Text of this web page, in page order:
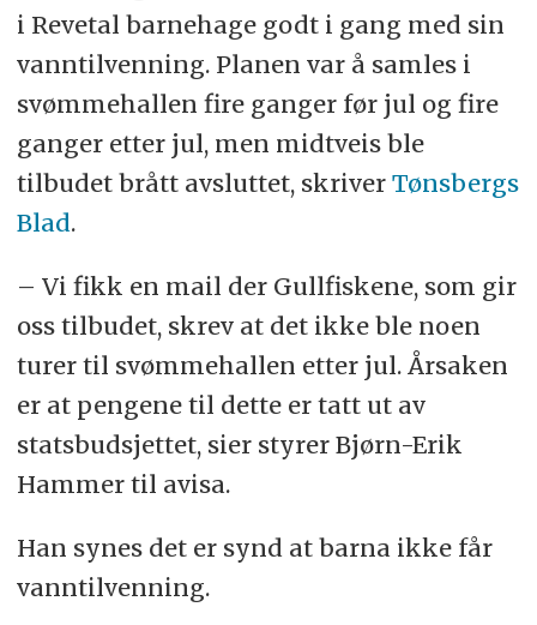
svømmeferdigheter.
Utdanningsdirektoratet beskriver
ordningen som nå er avviklet slik:
Svømmeopplæringen skal skje i
barnehagens åpningstid og skal i
hovedsak foregå i basseng.
Tilskuddet skal bidra til å gi barn i
alderen 4–6 år i barnehage
tilstrekkelig svømmeopplæring, og
det er viktig at gutter og jenter får et
likeverdig tilbud.
dekke transport til og fra
svømmehall, samt vikarutgifter som
i Revetal barnehage godt i gang med sin
vanntilvenning. Planen var å samles i
svømmehallen fire ganger før jul og fire
ganger etter jul, men midtveis ble
tilbudet brått avsluttet, skriver Tønsbergs
Blad.
– Vi fikk en mail der Gullfiskene, som gir
oss tilbudet, skrev at det ikke ble noen
turer til svømmehallen etter jul. Årsaken
er at pengene til dette er tatt ut av
statsbudsjettet, sier styrer Bjørn-Erik
Hammer til avisa.
Han synes det er synd at barna ikke får
vanntilvenning.